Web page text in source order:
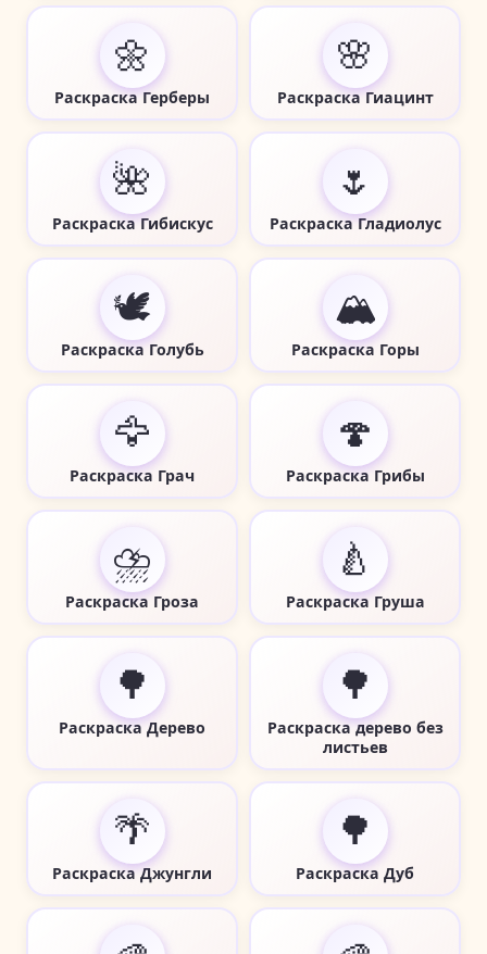
🌼
Раскраска Герберы
🌸
Раскраска Гиацинт
🌺
Раскраска Гибискус
🌷
Раскраска Гладиолус
🕊️
Раскраска Голубь
🏔️
Раскраска Горы
🦅
Раскраска Грач
🍄
Раскраска Грибы
⛈️
Раскраска Гроза
🍐
Раскраска Груша
🌳
Раскраска Дерево
🌳
Раскраска дерево без
листьев
🌴
Раскраска Джунгли
🌳
Раскраска Дуб